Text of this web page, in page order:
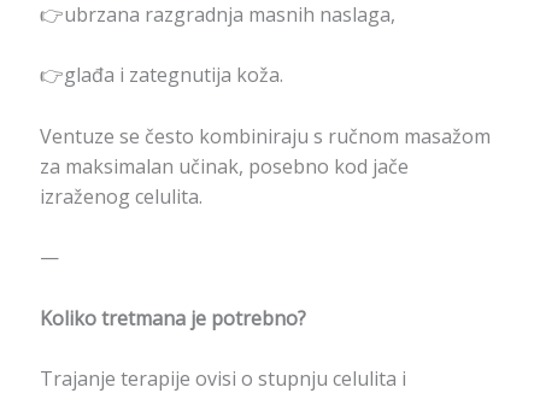
👉ubrzana razgradnja masnih naslaga,
👉glađa i zategnutija koža.
Ventuze se često kombiniraju s ručnom masažom
za maksimalan učinak, posebno kod jače
izraženog celulita.
—
Koliko tretmana je potrebno?
Trajanje terapije ovisi o stupnju celulita i